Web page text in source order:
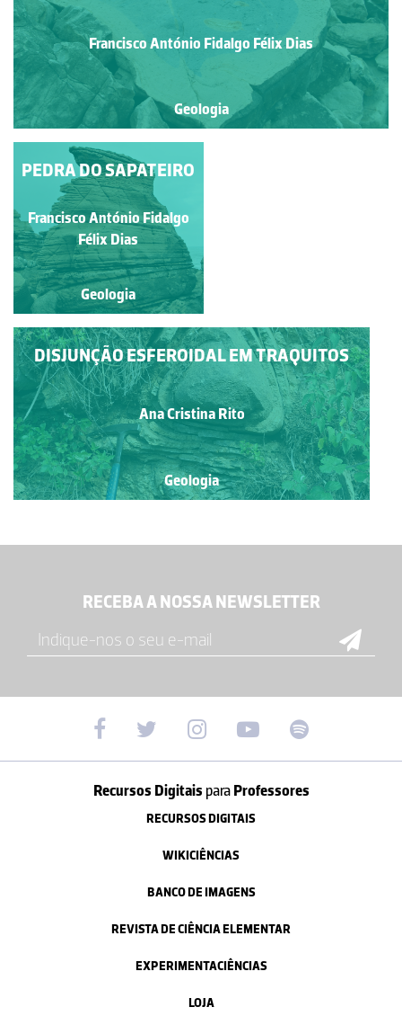
Francisco António Fidalgo Félix Dias
Geologia
ALVÉOLOS
DESABITADOS DE
OURIÇOS
Ana Bela Saraiva
Geologia
PEDRA DO SAPATEIRO
Francisco António Fidalgo
Félix Dias
Geologia
DISJUNÇÃO ESFEROIDAL EM TRAQUITOS
Ana Cristina Rito
Geologia
RECEBA A NOSSA NEWSLETTER
Recursos Digitais paraProfessores
RECURSOS DIGITAIS
WIKICIÊNCIAS
BANCO DE IMAGENS
REVISTA DE CIÊNCIA ELEMENTAR
EXPERIMENTACIÊNCIAS
LOJA